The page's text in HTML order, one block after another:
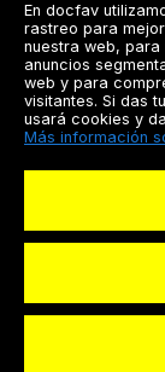
Docfav
©
En docfav
rastreo para
nuestra web,
anuncios
web y para
visitantes. Si das
usará cookies y
Más información